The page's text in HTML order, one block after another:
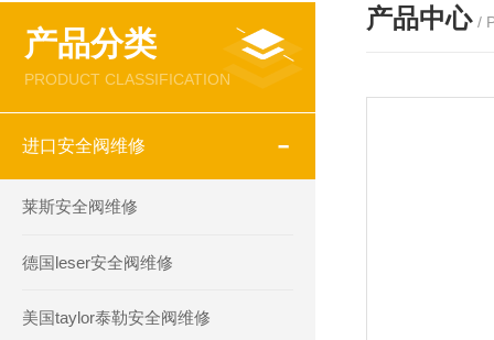
产品分类
PRODUCT CLASSIFICATION
进口安全阀维修
莱斯安全阀维修
德国leser安全阀维修
美国taylor泰勒安全阀维修
产品中心 /